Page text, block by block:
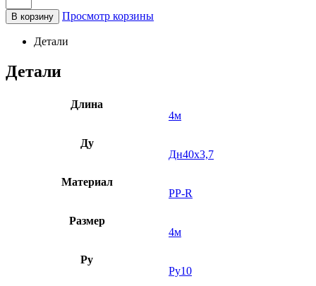
В корзину Просмотр корзины
Детали
Детали
Длина
4м
Ду
Дн40х3,7
Материал
PP-R
Размер
4м
Ру
Ру10